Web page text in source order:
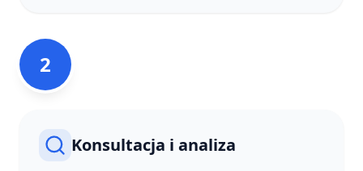
2
Konsultacja i analiza